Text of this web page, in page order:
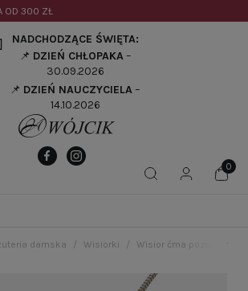
OD 300 ZŁ
NADCHODZĄCE ŚWIĘTA:
📌 DZIEŃ CHŁOPAKA–
30.09.2026
📌 DZIEŃ NAUCZYCIELA–
14.10.2026
damska Wisiorki Wisior ćma pozłacana